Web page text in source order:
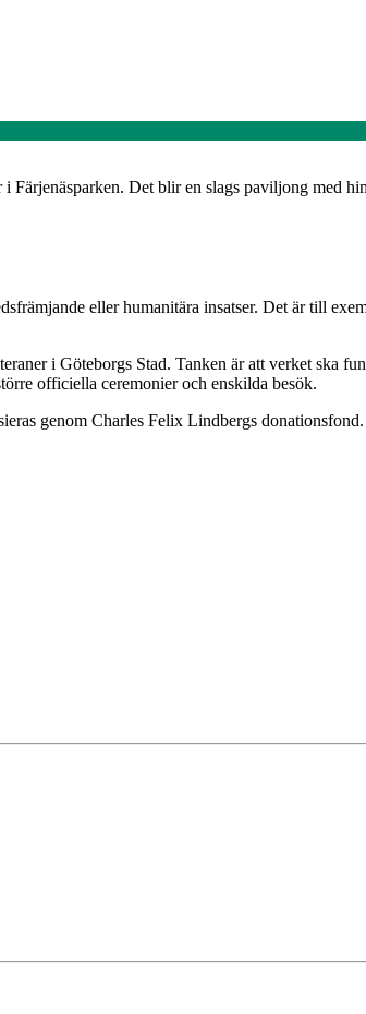
Det blir en slags paviljong med
eller humanitära insatser. Det är till
i Göteborgs Stad. Tanken är att verket ska
officiella ceremonier och enskilda besök.
genom Charles Felix Lindbergs donationsfond.